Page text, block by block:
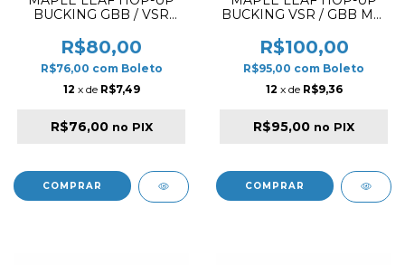
BUCKING GBB / VSR
GREEN 50º
R$80,00
R$76,00 com Boleto
12 x de R$7,49
R$76,00 no PIX
BUCKING VSR / GBB MR.
R$100,00
R$95,00 com Boleto
12 x de R$9,36
R$95,00 no PIX